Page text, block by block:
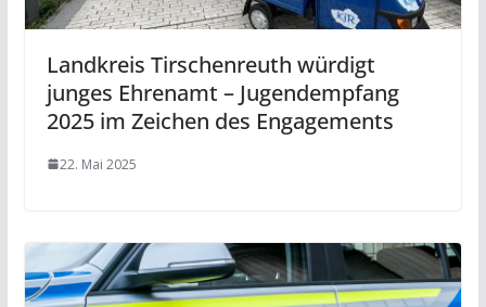
Landkreis Tirschenreuth würdigt
junges Ehrenamt – Jugendempfang
2025 im Zeichen des Engagements
22. Mai 2025